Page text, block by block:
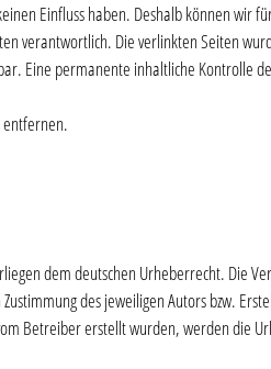
Einfluss haben. Deshalb können wir
verantwortlich. Die verlinkten Seiten
Eine permanente inhaltliche Kontrolle
entfernen.
dem deutschen Urheberrecht. Die
des jeweiligen Autors bzw.
Betreiber erstellt wurden, werden die